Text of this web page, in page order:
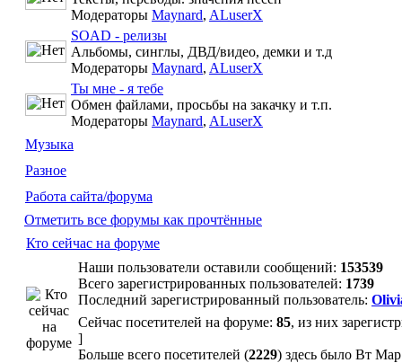
Модераторы Maynard, ALuserX
SOAD - релизы
Альбомы, синглы, ДВД/видео, демки и т.д
Модераторы Maynard, ALuserX
Ты мне - я тебе
Обмен файлами, просьбы на закачку и т.п.
Модераторы Maynard, ALuserX
Музыка
Разное
Работа сайта/форума
Отметить все форумы как прочтённые
Кто сейчас на форуме
Наши пользователи оставили сообщений: 153539
Всего зарегистрированных пользователей: 1739
Последний зарегистрированный пользователь:
Сейчас посетителей на форуме: 85, из них
]
Больше всего посетителей (2229) здесь было Вт